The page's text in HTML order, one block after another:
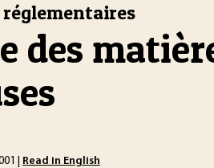
des
| Read in English